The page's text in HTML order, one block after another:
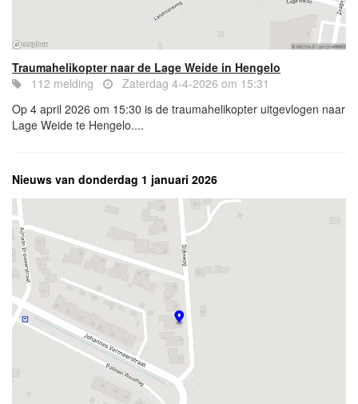
Traumahelikopter naar de Lage Weide in Hengelo
112 melding
Zaterdag 4-4-2026 om 15:31
Op 4 april 2026 om 15:30 is de traumahelikopter uitgevlogen naar
Lage Weide te Hengelo....
Nieuws van donderdag 1 januari 2026